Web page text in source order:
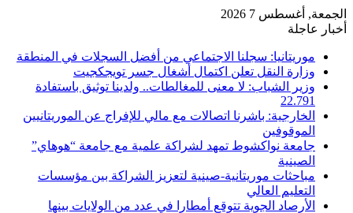
الجمعة, أغسطس 7 2026
أخبار عاجلة
موريتانيا: سجلنا الاجتماعي من أفضل السجلات في المنطقة
وزارة النقل تعلن اكتمال أشغال جسر تويجكجيت
وزير الشباب: لا معنى للمغالطات.. ولدينا توثيق باستفادة
22.791
الخارجية: باشرنا اتصالات مع مالي للإفراج عن الموريتانيين
الموقوفين
جامعة نواكشوط تمهد لشراكة علمية مع جامعة “هوهاي”
الصينية
مباحثات موريتانية-صينية لتعزيز الشراكة بين مؤسسات
التعليم العالي
الأرصاد الجوية تتوقع أمطارا في عدد من الولايات بينها